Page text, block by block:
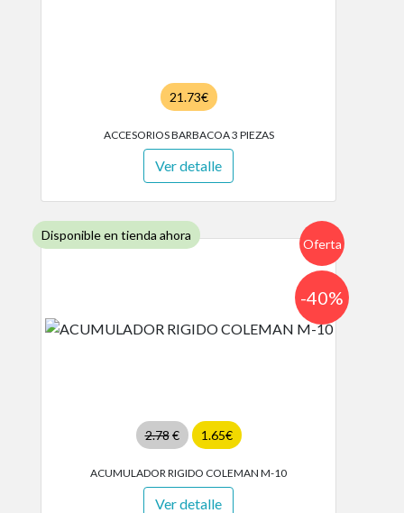
21.73€
ACCESORIOS BARBACOA 3 PIEZAS
Ver detalle
Disponible en tienda ahora
Oferta
2.78€ 1.65€
-40%
ACUMULADOR RIGIDO COLEMAN M-10
Ver detalle